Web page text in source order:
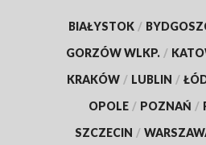
BIAŁYSTOK /
GORZÓW WLKP. /
KRAKÓW / LUBLIN /
OPOLE / POZNAŃ /
SZCZECIN /